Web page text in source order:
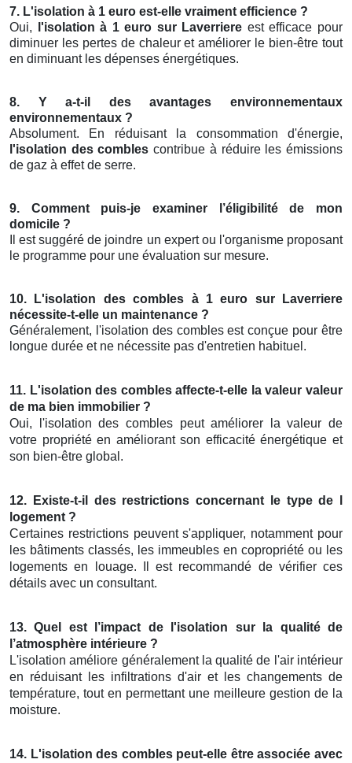
7. L'isolation à 1 euro est-elle vraiment efficience ?
Oui,
l'isolation à 1 euro sur Laverriere est efficace pour
diminuer les pertes de chaleur et améliorer le bien-être tout
en diminuant les dépenses énergétiques.
8. Y a-t-il des avantages environnementaux
environnementaux ?
Absolument. En réduisant la consommation d'énergie,
l'isolation des combles contribue à réduire les émissions
de gaz à effet de serre.
9. Comment puis-je examiner l’éligibilité de mon
domicile ?
Il est suggéré de joindre un expert ou l'organisme proposant
le programme pour une évaluation sur mesure.
10. L'isolation des combles à 1 euro sur Laverriere
nécessite-t-elle un maintenance ?
Généralement, l'isolation des combles est conçue pour être
longue durée et ne nécessite pas d'entretien habituel.
11. L'isolation des combles affecte-t-elle la valeur valeur
de ma bien immobilier ?
Oui, l'isolation des combles peut améliorer la valeur de
votre propriété en améliorant son efficacité énergétique et
son bien-être global.
12. Existe-t-il des restrictions concernant le type de l
logement ?
Certaines restrictions peuvent s'appliquer, notamment pour
les bâtiments classés, les immeubles en copropriété ou les
logements en louage. Il est recommandé de vérifier ces
détails avec un consultant.
13. Quel est l’impact de l'isolation sur la qualité de
l’atmosphère intérieure ?
L'isolation améliore généralement la qualité de l'air intérieur
en réduisant les infiltrations d'air et les changements de
température, tout en permettant une meilleure gestion de la
moisture.
14. L'isolation des combles peut-elle être associée avec